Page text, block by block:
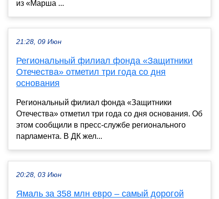
из «Марша ...
21:28, 09 Июн
Региональный филиал фонда «Защитники
Отечества» отметил три года со дня
основания
Региональный филиал фонда «Защитники
Отечества» отметил три года со дня основания. Об
этом сообщили в пресс-службе регионального
парламента. В ДК жел...
20:28, 03 Июн
Ямаль за 358 млн евро – самый дорогой